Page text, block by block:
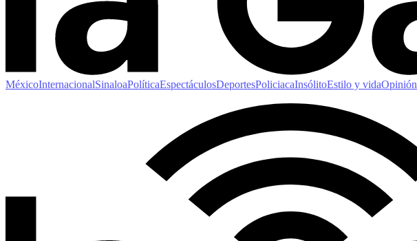
MéxicoInternacionalSinaloaPolíticaEspectáculosDeportesPoliciacaInsólitoEstilo y vidaOpinión